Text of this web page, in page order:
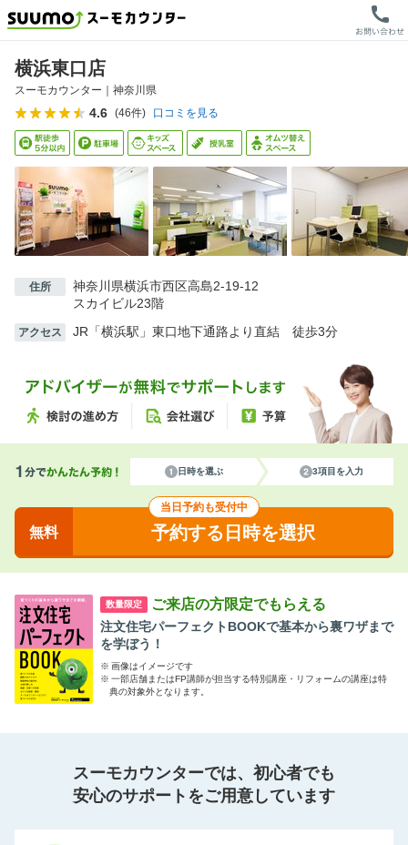
横浜東口店
スーモカウンター｜ 神奈川県
4.6 (46件) 口コミを見る
住所
神奈川県横浜市西区高島2-19-12
スカイビル23階
アクセス JR「横浜駅」東口地下通路より直結 徒歩3分
日時を選ぶ 3項目を入力
当日予約も受付中
無料 予約する日時を選択
数量限定 ご来店の方限定でもらえる
注文住宅パーフェクトBOOKで基本から裏ワザまで
を学ぼう！
※ 画像はイメージです
※ 一部店舗またはFP講師が担当する特別講座・リフォームの講座は特
典の対象外となります。
スーモカウンターでは、初心者でも
安心のサポートをご用意しています